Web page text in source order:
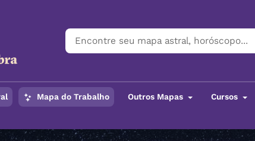
Mapa do Trabalho Outros Mapas Cursos